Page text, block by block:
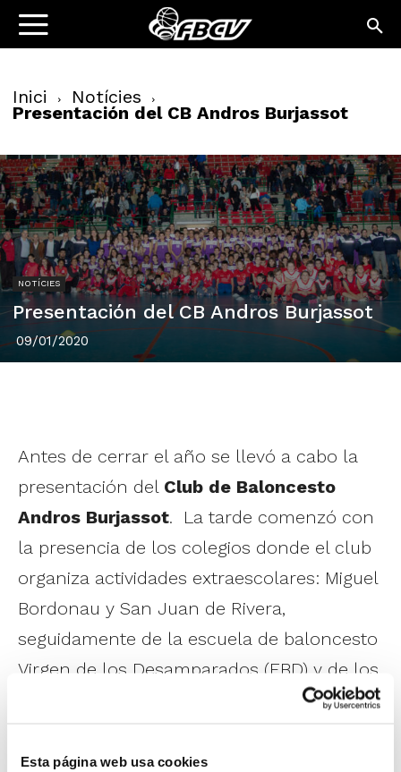
Esta página web usa cookies
Inici Notícies
Presentación del CB Andros Burjassot
NOTÍCIES
Presentación del CB Andros Burjassot
09/01/2020
Antes de cerrar el año se llevó a cabo la
presentación del Club de Baloncesto
Andros Burjassot. La tarde comenzó con
la presencia de los colegios donde el club
organiza actividades extraescolares: Miguel
Bordonau y San Juan de Rivera,
seguidamente de la escuela de baloncesto
Virgen de los Desamparados (EBD) y de los
equipos de las escuelas deportivas del